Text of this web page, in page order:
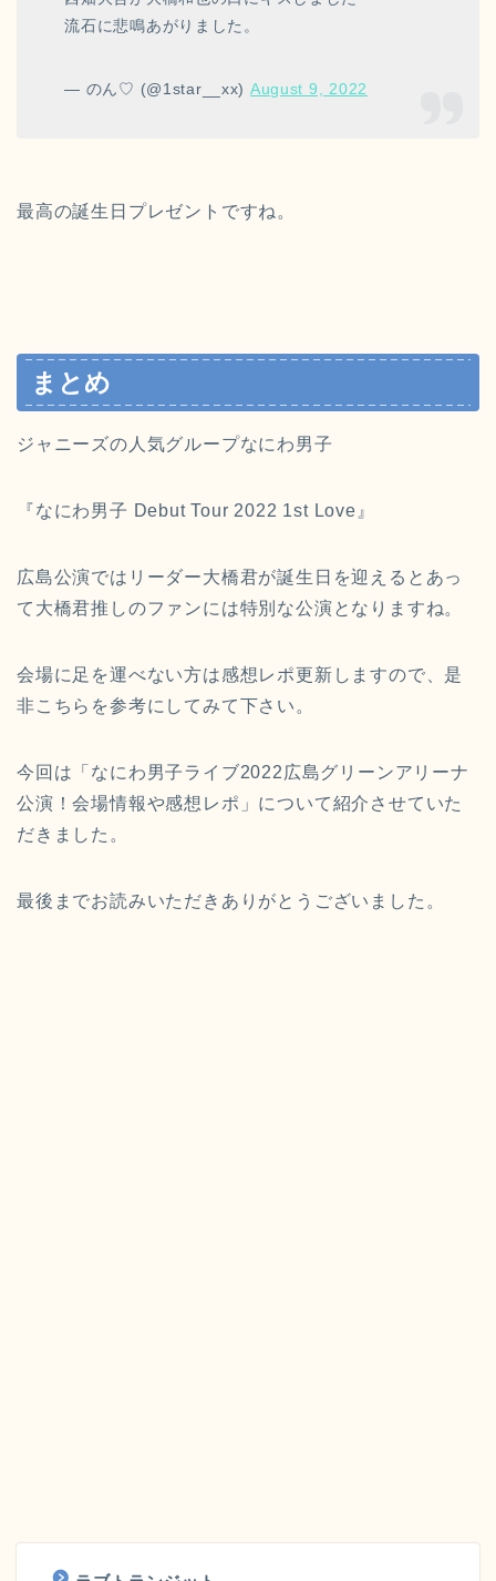
流石に悲鳴あがりました。
— のん♡ (@1star__xx) August 9, 2022
最高の誕生日プレゼントですね。
まとめ
ジャニーズの人気グループなにわ男子
『なにわ男子 Debut Tour 2022 1st Love』
広島公演ではリーダー大橋君が誕生日を迎えるとあっ
て大橋君推しのファンには特別な公演となりますね。
会場に足を運べない方は感想レポ更新しますので、是
非こちらを参考にしてみて下さい。
今回は「なにわ男子ライブ2022広島グリーンアリーナ
公演！会場情報や感想レポ」について紹介させていた
だきました。
最後までお読みいただきありがとうございました。